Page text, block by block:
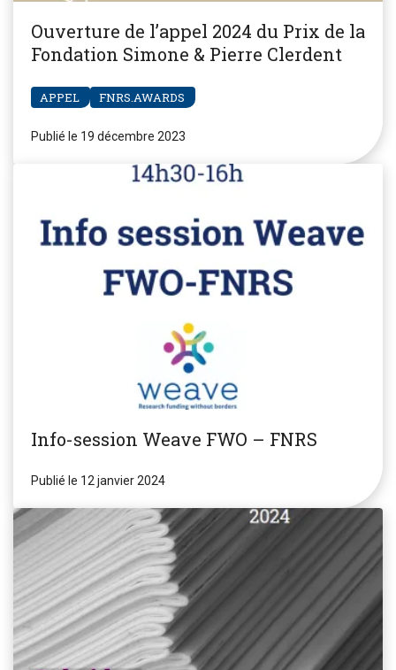
Ouverture de l’appel 2024 du Prix de la
Fondation Simone & Pierre Clerdent
APPEL FNRS.AWARDS
Publié le 19 décembre 2023
Info-session Weave FWO – FNRS
Publié le 12 janvier 2024